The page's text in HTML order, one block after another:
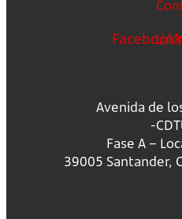
Facebook
Avenida de
-
Fase A –
39005 Santander,